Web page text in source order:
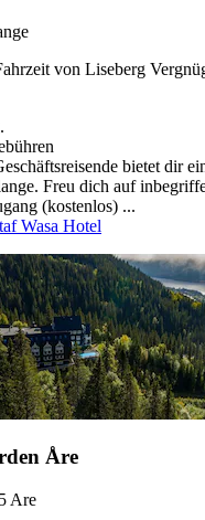
von Liseberg
bietet dir
Freu dich auf
(kostenlos) ...
Wasa Hotel
Åre
Are